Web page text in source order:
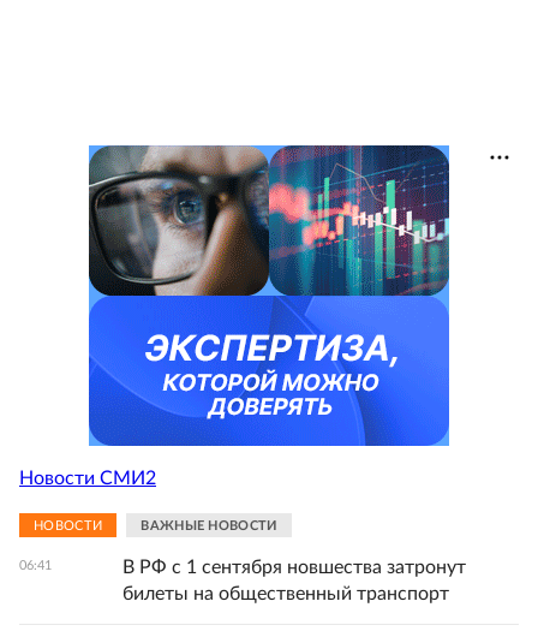
Новости СМИ2
НОВОСТИ ВАЖНЫЕ НОВОСТИ
06:41
В РФ с 1 сентября новшества затронут
билеты на общественный транспорт